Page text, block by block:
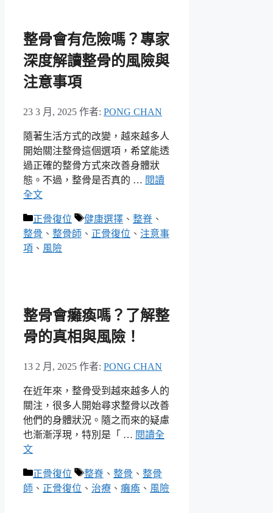
整骨會有危險嗎？專家
深度解讀整骨的風險與
注意事項
23 3 月, 2025 作者: PONG CHAN
隨著生活方式的改變，越來越多人
開始關注整骨這個選項，希望能透
過正確的整骨方式來改善身體狀
態。不過，整骨是否真的 … 閱讀
全文
分
類
正骨復位
標
籤
健康選擇 、 整脊 、
整骨 、 整骨師 、 正骨復位 、 注意事
項 、 風險
整骨會癱瘓嗎？了解整
骨的真相與風險！
13 2 月, 2025 作者: PONG CHAN
在近年來，整骨受到越來越多人的
關注，很多人開始尋求整骨以改善
他們的身體狀況。隨之而來的疑慮
也漸漸浮現，特別是「 … 閱讀全
文
分
類
正骨復位
標
籤
整脊 、 整骨 、 整骨
師 、 正骨復位 、 治療 、 癱瘓 、 風險